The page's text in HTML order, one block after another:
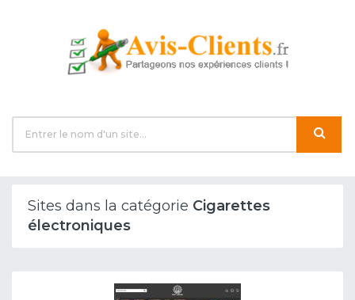
Sites dans la catégorie Cigarettes
électroniques